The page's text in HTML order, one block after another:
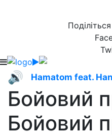
🔊 Hamatom feat.
Бойовий
Бойовий